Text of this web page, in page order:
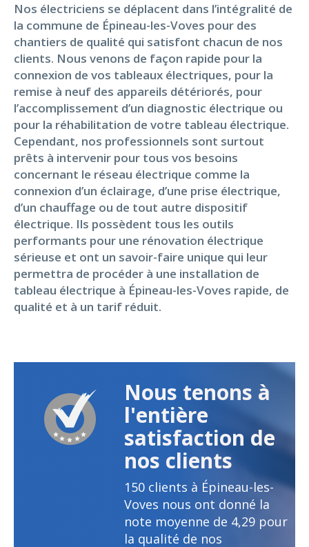
Nos électriciens se déplacent dans l’intégralité de
la commune de Épineau-les-Voves pour des
chantiers de qualité qui satisfont chacun de nos
clients. Nous venons de façon rapide pour la
connexion de vos tableaux électriques, pour la
remise à neuf des appareils détériorés, pour
l’accomplissement d’un diagnostic électrique ou
pour la réhabilitation de votre tableau électrique.
Cependant, nos professionnels sont surtout
prêts à intervenir pour tous vos besoins
concernant le réseau électrique comme la
connexion d’un éclairage, d’une prise électrique,
d’un chauffage ou de tout autre dispositif
électrique. Ils possèdent tous les outils
performants pour une rénovation électrique
sérieuse et ont un savoir-faire unique qui leur
permettra de procéder à une installation de
tableau électrique à Épineau-les-Voves rapide, de
qualité et à un tarif réduit.
Nous tenons à
l'entière
satisfaction de
nos clients
150 clients à Épineau-les-
Voves nous ont donné la
note moyenne de 4,29 pour
la qualité de nos